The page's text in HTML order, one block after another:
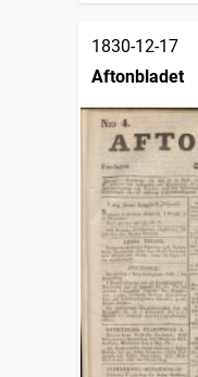
1830-12-17
Aftonbladet